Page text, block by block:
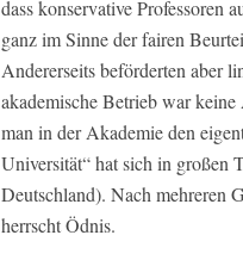
dass konservative Professoren
ganz im Sinne der fairen
Andererseits beförderten aber
akademische Betrieb war
man in der Akademie den
Universität“ hat sich in großen
Deutschland). Nach mehreren
herrscht Ödnis.